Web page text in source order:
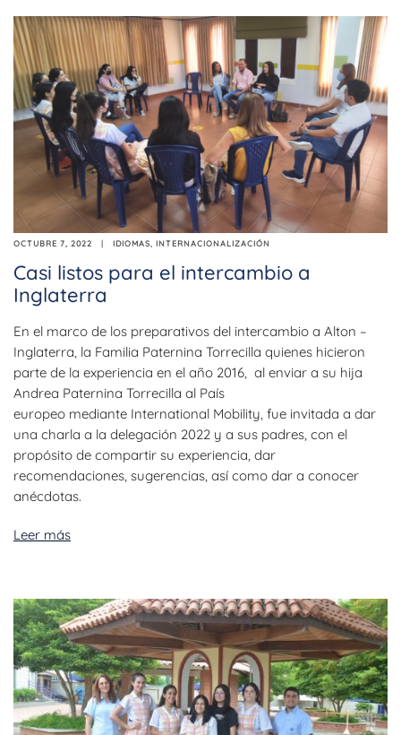
OCTUBRE 7, 2022 IDIOMAS, INTERNACIONALIZACIÓN
Casi listos para el intercambio a
Inglaterra
En el marco de los preparativos del intercambio a Alton –
Inglaterra, la Familia Paternina Torrecilla quienes hicieron
parte de la experiencia en el año 2016, al enviar a su hija
Andrea Paternina Torrecilla al País
europeo mediante International Mobility, fue invitada a dar
una charla a la delegación 2022 y a sus padres, con el
propósito de compartir su experiencia, dar
recomendaciones, sugerencias, así como dar a conocer
anécdotas.
Leer más